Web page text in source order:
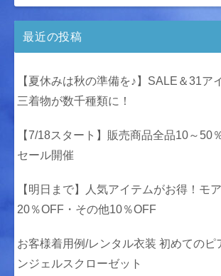
最近の投稿
【夏休みは秋の準備を♪】SALE＆31ア
三着物が数千種類に！
【7/18スタート】販売商品全品10～50
セール開催
【明日まで】人気アイテムがお得！モ
20％OFF・その他10％OFF
お客様着用例/レンタル衣装 初めての
ンジェルスクローゼット